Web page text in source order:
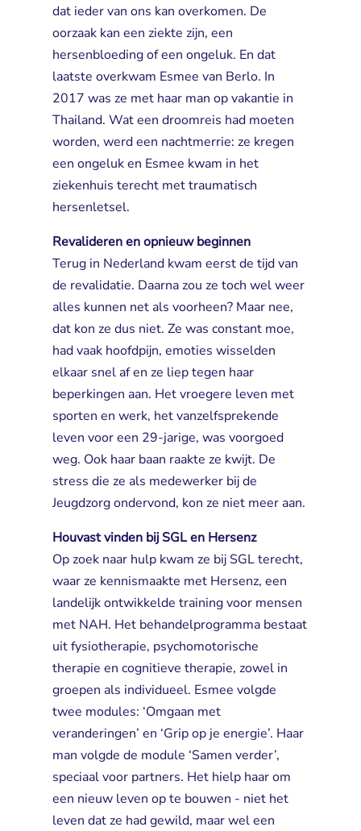
dat ieder van ons kan overkomen. De
oorzaak kan een ziekte zijn, een
hersenbloeding of een ongeluk. En dat
laatste overkwam Esmee van Berlo. In
2017 was ze met haar man op vakantie in
Thailand. Wat een droomreis had moeten
worden, werd een nachtmerrie: ze kregen
een ongeluk en Esmee kwam in het
ziekenhuis terecht met traumatisch
hersenletsel.
Revalideren en opnieuw beginnen
Terug in Nederland kwam eerst de tijd van
de revalidatie. Daarna zou ze toch wel weer
alles kunnen net als voorheen? Maar nee,
dat kon ze dus niet. Ze was constant moe,
had vaak hoofdpijn, emoties wisselden
elkaar snel af en ze liep tegen haar
beperkingen aan. Het vroegere leven met
sporten en werk, het vanzelfsprekende
leven voor een 29‑jarige, was voorgoed
weg. Ook haar baan raakte ze kwijt. De
stress die ze als medewerker bij de
Jeugdzorg ondervond, kon ze niet meer aan.
Houvast vinden bij SGL en Hersenz
Op zoek naar hulp kwam ze bij SGL terecht,
waar ze kennismaakte met Hersenz, een
landelijk ontwikkelde training voor mensen
met NAH. Het behandelprogramma bestaat
uit fysiotherapie, psychomotorische
therapie en cognitieve therapie, zowel in
groepen als individueel. Esmee volgde
twee modules: ‘Omgaan met
veranderingen’ en ‘Grip op je energie’. Haar
man volgde de module ‘Samen verder’,
speciaal voor partners. Het hielp haar om
een nieuw leven op te bouwen - niet het
leven dat ze had gewild, maar wel een